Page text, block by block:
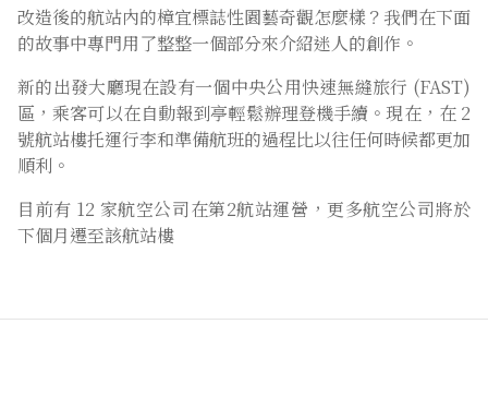
新的出發大廳現在設有一個中央公用快速無縫旅行 (FAST)
區，乘客可以在自動報到亭輕鬆辦理登機手續。現在，在 2
順利。
目前有 12 家航空公司在第2航站運營，更多航空公司將於
下個月遷至該航站樓